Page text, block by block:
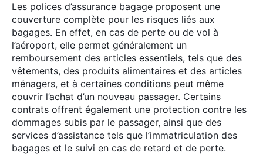
Les polices d’assurance bagage proposent une
couverture complète pour les risques liés aux
bagages. En effet, en cas de perte ou de vol à
l’aéroport, elle permet généralement un
remboursement des articles essentiels, tels que des
vêtements, des produits alimentaires et des articles
ménagers, et à certaines conditions peut même
couvrir l’achat d’un nouveau passager. Certains
contrats offrent également une protection contre les
dommages subis par le passager, ainsi que des
services d’assistance tels que l’immatriculation des
bagages et le suivi en cas de retard et de perte.